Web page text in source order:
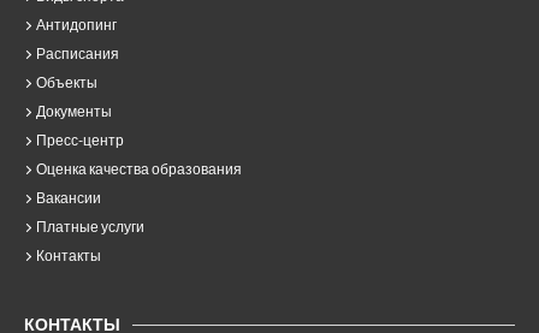
Антидопинг
Расписания
Объекты
Документы
Пресс-центр
Оценка качества образования
Вакансии
Платные услуги
Контакты
КОНТАКТЫ